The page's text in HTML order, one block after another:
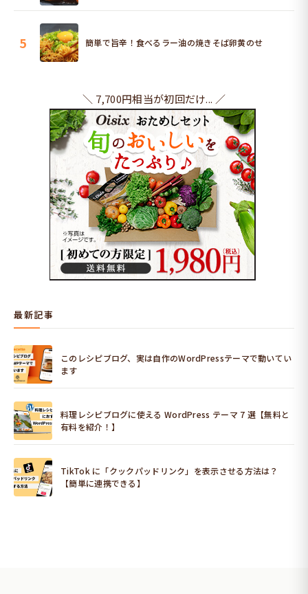
5 簡単で旨辛！食べるラー油の焼きそば卵黄のせ
＼ 7,700円相当が初回だけ... ／
最新記事
このレシピブログ、実は自作のWordPressテーマで動いてい
ます
料理レシピブログに使える WordPress テーマ 7 選【無料と
有料を紹介！】
TikTok に「クックパッドリンク」を表示させる方法は？
【簡単に連携できる】